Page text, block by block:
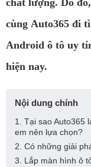
chất lượng. Do
cùng Auto365 đi
Android ô tô uy
hiện nay.
Nội dung chính
1. Tại sao Auto365
em nên lựa chọn?
2. Có những giải
3. Lắp màn hình ô